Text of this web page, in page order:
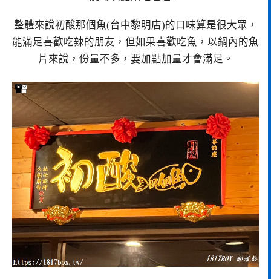
整體來說初酸那個魚(台中黎明店)的口味算是很大眾，
能滿足喜歡吃辣的朋友，但如果喜歡吃魚，以鍋內的魚
片來說，份量不多，要加點加量才會滿足。